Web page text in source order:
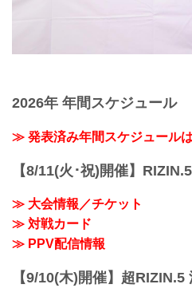
2026年 年間スケジュール
≫ 発表済み年間スケジュール
【8/11(火･祝)開催】
≫ 大会情報／チケット
≫ 対戦カード
≫ PPV配信情報
【9/10(木)開催】超RIZIN.5